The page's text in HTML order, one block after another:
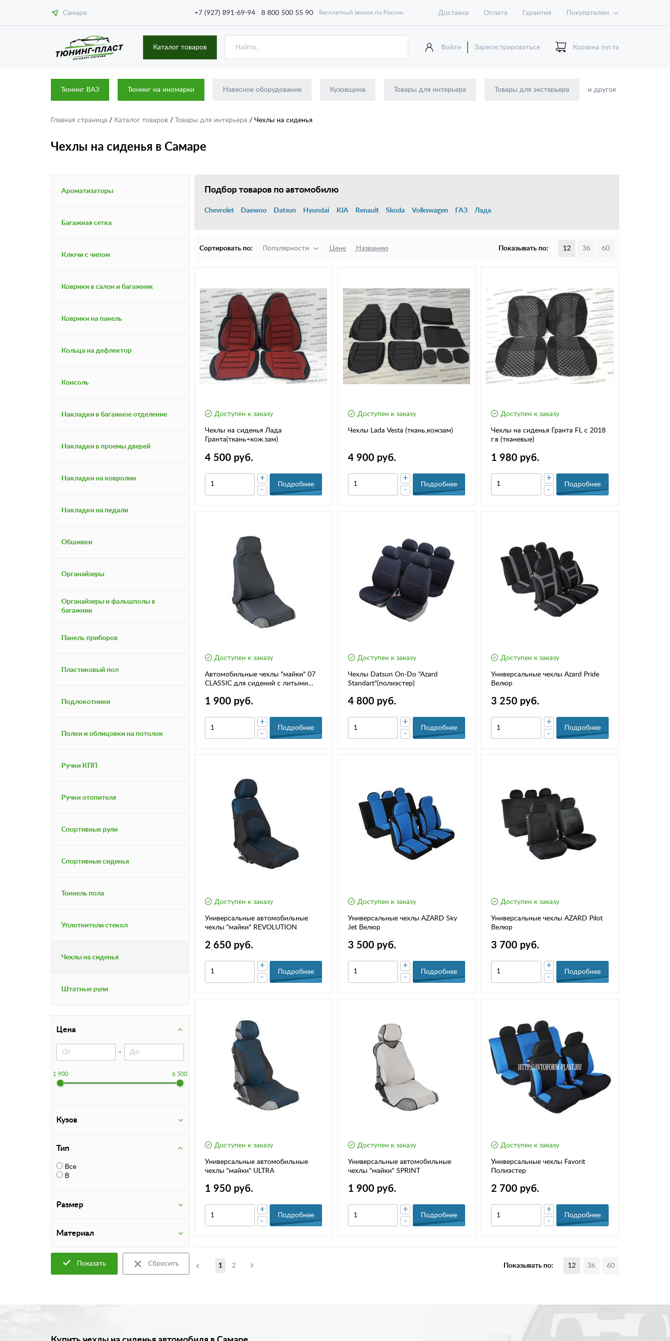
Самара +7 (927) 891-69-94 8 800 500 55 90 Бесплатный звонок по России Доставка Оплата Гарантия Покупателям
Каталог товаров Войти Зарегистрироваться Корзина пуста
Тюнинг ВАЗ Тюнинг на иномарки Навесное оборудование Кузовщина Товары для интерьера Товары для экстерьера и другое
Главная страница / Каталог товаров / Товары для интерьера / Чехлы на сиденья
Чехлы на сиденья в Самаре
Ароматизаторы
Багажная сетка
Ключи с чипом
Коврики в салон и багажник
Коврики на панель
Кольца на дефлектор
Консоль
Накладки в багажное отделение
Накладки в проемы дверей
Накладки на ковролин
Накладки на педали
Обшивки
Органайзеры
Органайзеры и фальшполы в
багажник
Панель приборов
Пластиковый пол
Подлокотники
Полки и облицовки на потолок
Ручки КПП
Ручки отопителя
Спортивные рули
Спортивные сиденья
Тоннель пола
Уплотнители стекол
Чехлы на сиденья
Штатные рули
Цена
-
1 900 6 500
Кузов
Тип
Все
B
Размер
Материал
Показать Сбросить
Подбор товаров по автомобилю
Chevrolet Daewoo Datsun Hyundai KIA Renault Skoda Volkswagen ГАЗ Лада
Сортировать по: Популярности Цене Названию Показывать по: 12 36 60
Доступен к заказу
Чехлы на сиденья Лада
Гранта(ткань+кож.зам)
4 500 руб.
-
+
Подробнее
Доступен к заказу
Чехлы Lada Vesta (ткань,кожзам)
4 900 руб.
-
+
Подробнее
Доступен к заказу
Чехлы на сиденья Гранта FL с 2018
г.в (тканевые)
1 980 руб.
-
+
Подробнее
Доступен к заказу
Автомобильные чехлы "майки" 07
CLASSIC для сидений с литыми
1 900 руб.
-
+
Подробнее
Доступен к заказу
Чехлы Datsun On-Do "Azard
Standart"(полиэстер)
4 800 руб.
-
+
Подробнее
Доступен к заказу
Универсальные чехлы Azard Pride
Велюр
3 250 руб.
-
+
Подробнее
Доступен к заказу
Универсальные автомобильные
чехлы "майки" REVOLUTION
2 650 руб.
-
+
Подробнее
Доступен к заказу
Универсальные чехлы AZARD Sky
Jet Велюр
3 500 руб.
-
+
Подробнее
Доступен к заказу
Универсальные чехлы AZARD Pilot
Велюр
3 700 руб.
-
+
Подробнее
Доступен к заказу
Универсальные автомобильные
чехлы "майки" ULTRA
1 950 руб.
-
+
Подробнее
Доступен к заказу
Универсальные автомобильные
чехлы "майки" SPRINT
1 900 руб.
-
+
Подробнее
Доступен к заказу
Универсальные чехлы Favorit
Полиэстер
2 700 руб.
-
+
Подробнее
1 2 Показывать по: 12 36 60